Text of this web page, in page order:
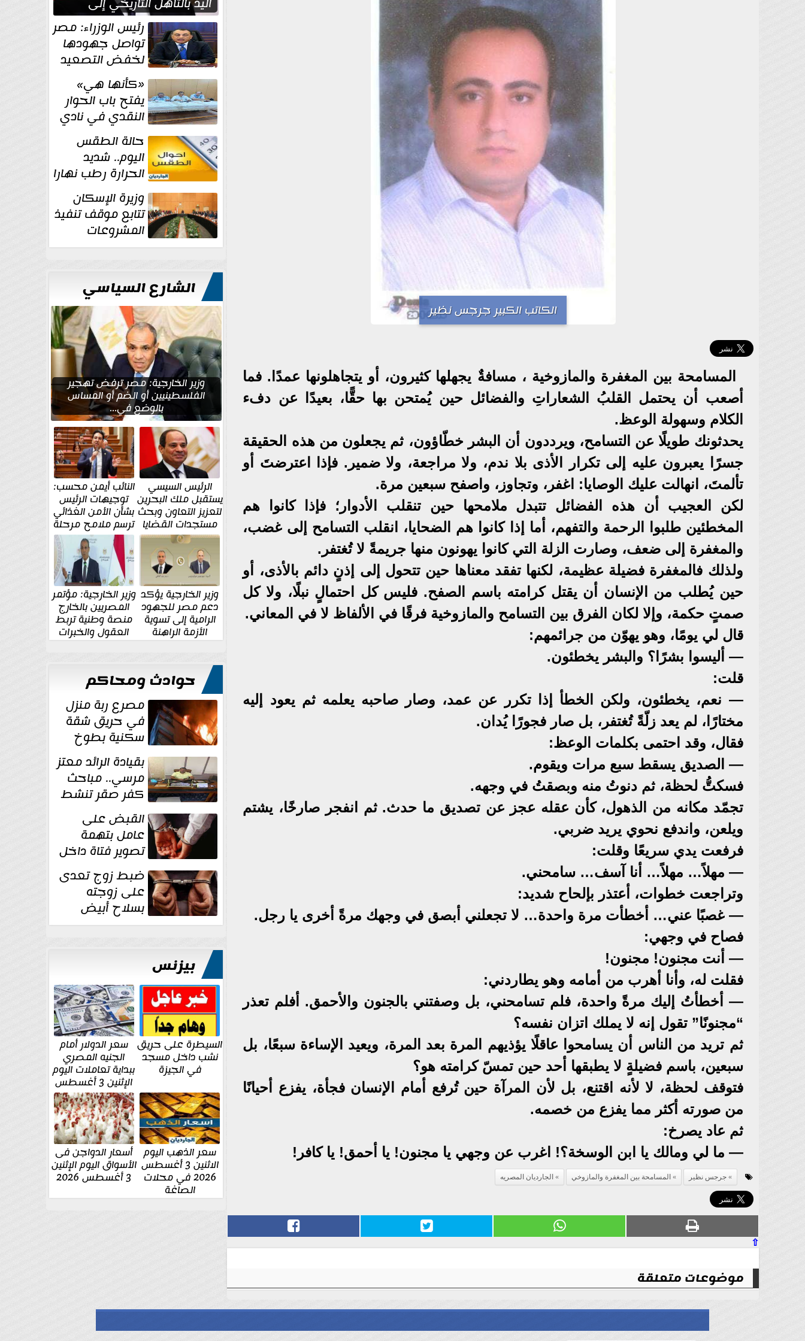
الكاتب الكبير جرجس نظير
المسامحة بين المغفرة والمازوخية ، مسافةٌ يجهلها كثيرون، أو يتجاهلونها عمدًا. فما
أصعب أن يحتمل القلبُ الشعاراتِ والفضائل حين يُمتحن بها حقًّا، بعيدًا عن دفء
الكلام وسهولة الوعظ.
يحدثونك طويلًا عن التسامح، ويرددون أن البشر خطّاؤون، ثم يجعلون من هذه الحقيقة
جسرًا يعبرون عليه إلى تكرار الأذى بلا ندم، ولا مراجعة، ولا ضمير. فإذا اعترضتَ أو
تألمتَ، انهالت عليك الوصايا: اغفر، وتجاوز، واصفح سبعين مرة.
لكن العجيب أن هذه الفضائل تتبدل ملامحها حين تنقلب الأدوار؛ فإذا كانوا هم
المخطئين طلبوا الرحمة والتفهم، أما إذا كانوا هم الضحايا، انقلب التسامح إلى غضب،
والمغفرة إلى ضعف، وصارت الزلة التي كانوا يهونون منها جريمةً لا تُغتفر.
ولذلك فالمغفرة فضيلة عظيمة، لكنها تفقد معناها حين تتحول إلى إذنٍ دائم بالأذى، أو
حين يُطلب من الإنسان أن يقتل كرامته باسم الصفح. فليس كل احتمالٍ نبلًا، ولا كل
صمتٍ حكمة، وإلا لكان الفرق بين التسامح والمازوخية فرقًا في الألفاظ لا في المعاني.
قال لي يومًا، وهو يهوّن من جرائمهم:
— أليسوا بشرًا؟ والبشر يخطئون.
قلت:
— نعم، يخطئون، ولكن الخطأ إذا تكرر عن عمد، وصار صاحبه يعلمه ثم يعود إليه
مختارًا، لم يعد زلّةً تُغتفر، بل صار فجورًا يُدان.
فقال، وقد احتمى بكلمات الوعظ:
— الصديق يسقط سبع مرات ويقوم.
فسكتُّ لحظة، ثم دنوتُ منه وبصقتُ في وجهه.
تجمّد مكانه من الذهول، كأن عقله عجز عن تصديق ما حدث. ثم انفجر صارخًا، يشتم
ويلعن، واندفع نحوي يريد ضربي.
فرفعت يدي سريعًا وقلت:
— مهلاً… مهلاً… أنا آسف… سامحني.
وتراجعت خطوات، أعتذر بإلحاح شديد:
— غصبًا عني… أخطأت مرة واحدة… لا تجعلني أبصق في وجهك مرةً أخرى يا رجل.
فصاح في وجهي:
— أنت مجنون! مجنون!
فقلت له، وأنا أهرب من أمامه وهو يطاردني:
— أخطأتُ إليك مرةً واحدة، فلم تسامحني، بل وصفتني بالجنون والأحمق. أفلم تعذر
“مجنونًا” تقول إنه لا يملك اتزان نفسه؟
ثم تريد من الناس أن يسامحوا عاقلًا يؤذيهم المرة بعد المرة، ويعيد الإساءة سبعًا، بل
سبعين، باسم فضيلةٍ لا يطبقها أحد حين تمسّ كرامته هو؟
فتوقف لحظة، لا لأنه اقتنع، بل لأن المرآة حين تُرفع أمام الإنسان فجأة، يفزع أحيانًا
من صورته أكثر مما يفزع من خصمه.
ثم عاد يصرخ:
— ما لي ومالك يا ابن الوسخة؟! اغرب عن وجهي يا مجنون! يا أحمق! يا كافر!
جرجس نظير المسامحة بين المغفرة والمازوخي الجارديان المصريه
⇧
موضوعات متعلقة
نصف نهائي كأس العالم
رئيس الوزراء: مصر
تواصل جهودها
لخفض التصعيد
والحفاظ على
الاستقرار الإقليمي«كأنها هي»
يفتح باب الحوار
النقدي في نادي
أدب مصر الجديدة
حالة الطقس
اليوم.. شديد
الحرارة رطب نهارا
مائل للحرارة رطب
ليلا.. و... وزيرة الإسكان
تتابع موقف تنفيذ
المشروعات
والخطة
للتعميرالشارع السياسي
وزير الخارجية: مصر ترفض تهجير
الفلسطينيين أو الضم أو المساس
بالوضع في...
الرئيس السيسي
يستقبل ملك البحرين
لتعزيز التعاون وبحث
مستجدات القضايا
الإقليمية والدولية
النائب أيمن محسب:
توجيهات الرئيس
بشأن الأمن الغذائي
ترسم ملامح مرحلة
جديدة
وزير الخارجية يؤكد
دعم مصر للجهود
الرامية إلى تسوية
الأزمة الراهنة
وزير الخارجية: مؤتمر
المصريين بالخارج
منصة وطنية تربط
العقول والخبرات
المصرية بالدولة
حوادث ومحاكم
مصرع ربة منزل
في حريق شقة
سكنية بطوخ
بقيادة الرائد معتز
مرسي.. مباحث
كفر صقر تنشط
بقوة وتوجه
ضربات أمنية... القبض على
عامل بتهمة
تصوير فتاة داخل
غرفة تغيير
الملابس بمحل في...ضبط زوج تعدى
على زوجته
بسلاح أبيض
وأصابها بجرح
بيزنس
السيطرة على حريق
نشب داخل مسجد
في الجيزة
سعر الدولار أمام
الجنيه المصري
ببداية تعاملات اليوم
الإثنين 3 أغسطس
سعر الذهب اليوم
الاثنين 3 أغسطس
2026 في محلات
الصاغة
أسعار الدواجن فى
الأسواق اليوم الإثنين
3 أغسطس 2026